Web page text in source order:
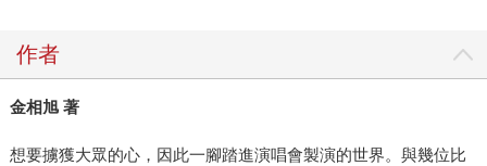
作者
金相旭 著
想要擄獲大眾的心，因此一腳踏進演唱會製演的世界。與幾位比